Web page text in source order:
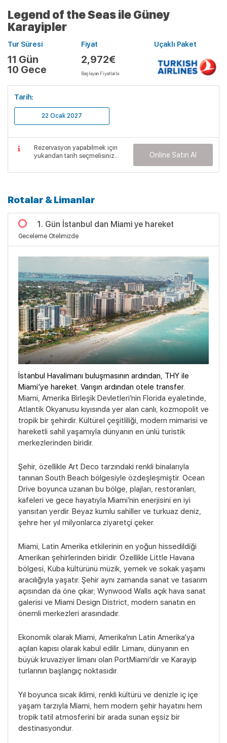
Bölgeler
Legend of the Seas ile Güney
Karayipler
Tur Süresi
11 Gün
10 Gece
Fiyat
2,972€
Başlayan Fiyatlarla
Uçaklı Paket
Tarih:
22 Ocak 2027
Rezervasyon yapabilmek için
yukarıdan tarih seçmelisiniz...
Online Satın Al
Rotalar & Limanlar
1. Gün İstanbul dan Miami ye hareket
Geceleme Otelimizde
İstanbul Havalimanı buluşmasının ardından, THY ile
Miami’ye hareket. Varışın ardından otele transfer.
Miami, Amerika Birleşik Devletleri’nin Florida eyaletinde,
Atlantik Okyanusu kıyısında yer alan canlı, kozmopolit ve
tropik bir şehirdir. Kültürel çeşitliliği, modern mimarisi ve
hareketli sahil yaşamıyla dünyanın en ünlü turistik
merkezlerinden biridir.
Şehir, özellikle Art Deco tarzındaki renkli binalarıyla
tanınan South Beach bölgesiyle özdeşleşmiştir. Ocean
Drive boyunca uzanan bu bölge, plajları, restoranları,
kafeleri ve gece hayatıyla Miami’nin enerjisini en iyi
yansıtan yerdir. Beyaz kumlu sahiller ve turkuaz deniz,
şehre her yıl milyonlarca ziyaretçi çeker.
Miami, Latin Amerika etkilerinin en yoğun hissedildiği
Amerikan şehirlerinden biridir. Özellikle Little Havana
bölgesi, Küba kültürünü müzik, yemek ve sokak yaşamı
aracılığıyla yaşatır. Şehir aynı zamanda sanat ve tasarım
açısından da öne çıkar; Wynwood Walls açık hava sanat
galerisi ve Miami Design District, modern sanatın en
önemli merkezleri arasındadır.
Ekonomik olarak Miami, Amerika’nın Latin Amerika’ya
açılan kapısı olarak kabul edilir. Limanı, dünyanın en
büyük kruvaziyer limanı olan PortMiami’dir ve Karayip
turlarının başlangıç noktasıdır.
Yıl boyunca sıcak iklimi, renkli kültürü ve denizle iç içe
yaşam tarzıyla Miami, hem modern şehir hayatını hem
tropik tatil atmosferini bir arada sunan eşsiz bir
destinasyondur.